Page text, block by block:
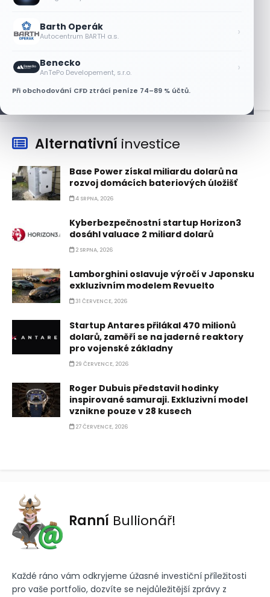
Barth Operák
Autocentrum BARTH a.s. ›
Benecko
AnTePo Developement, s.r.o. ›
Při obchodování CFD ztrácí peníze 74–89 % účtů.
Lisa Su zlehčuje Muskův závazek vůči
6 SRPNA, 2026
Alternativní investice
Base Power získal miliardu dolarů na
rozvoj domácích bateriových úložišť
4 SRPNA, 2026
Kyberbezpečnostní startup Horizon3
dosáhl valuace 2 miliard dolarů
2 SRPNA, 2026
Lamborghini oslavuje výročí v Japonsku
exkluzivním modelem Revuelto
31 ČERVENCE, 2026
Startup Antares přilákal 470 milionů
dolarů, zaměří se na jaderné reaktory
pro vojenské základny
29 ČERVENCE, 2026
Roger Dubuis představil hodinky
inspirované samuraji. Exkluzivní model
vznikne pouze v 28 kusech
27 ČERVENCE, 2026
Ranní Bullionář!
Každé ráno vám odkryjeme úžasné investiční příležitosti
pro vaše portfolio, dozvíte se nejdůležitější zprávy z